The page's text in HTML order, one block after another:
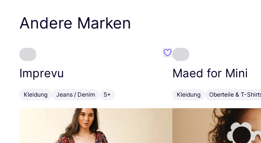
Andere Marken
Imprevu
Kleidung Jeans / Denim 5+
Favorit Imprevu
Maed for Mini
Kleidung Oberteile & T-